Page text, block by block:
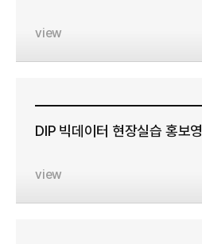
view
DIP 빅데이터 현장실습 홍보
view